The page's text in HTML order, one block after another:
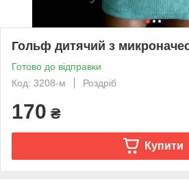
Гольф дитячий з
Готово до відправки
Код: 3208-м
Роздріб
170 ₴
Купити